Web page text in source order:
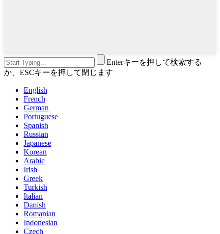
Enterキーを押して検索する
か、ESCキーを押して閉じます
English
French
German
Portuguese
Spanish
Russian
Japanese
Korean
Arabic
Irish
Greek
Turkish
Italian
Danish
Romanian
Indonesian
Czech